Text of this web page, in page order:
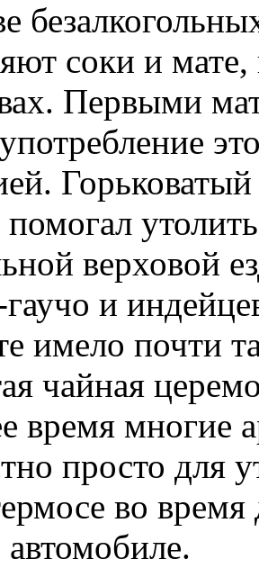
соки и
Первыми
помогал
верховой
и
имело почти
чайная
время многие
просто для
во время
автомобиле.